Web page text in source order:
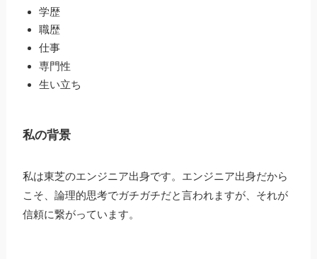
学歴
職歴
仕事
専門性
生い立ち
私の背景
私は東芝のエンジニア出身です。エンジニア出身だから
こそ、論理的思考でガチガチだと言われますが、それが
信頼に繋がっています。